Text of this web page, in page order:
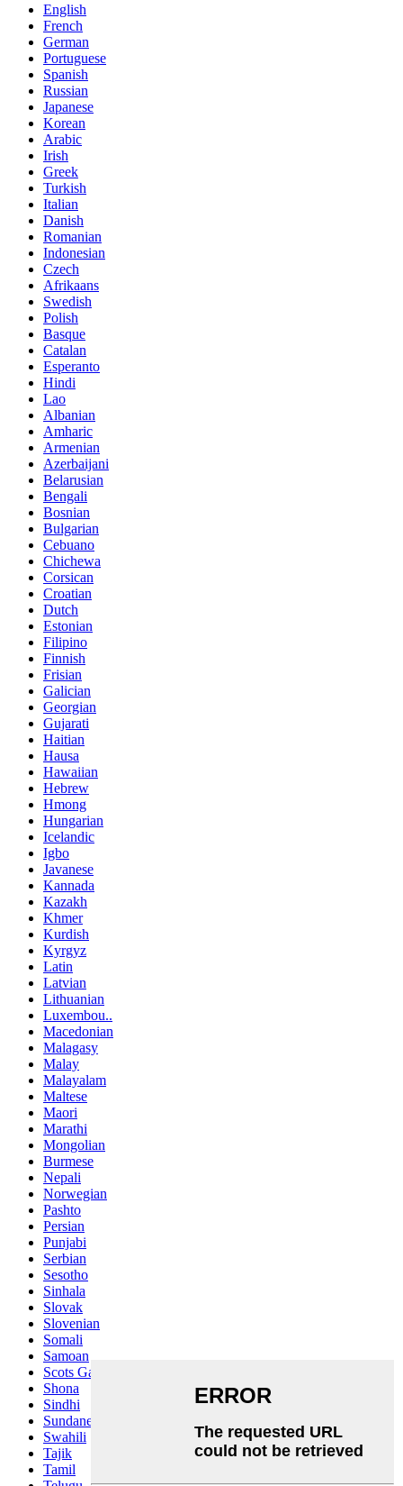
English
French
German
Portuguese
Spanish
Russian
Japanese
Korean
Arabic
Irish
Greek
Turkish
Italian
Danish
Romanian
Indonesian
Czech
Afrikaans
Swedish
Polish
Basque
Catalan
Esperanto
Hindi
Lao
Albanian
Amharic
Armenian
Azerbaijani
Belarusian
Bengali
Bosnian
Bulgarian
Cebuano
Chichewa
Corsican
Croatian
Dutch
Estonian
Filipino
Finnish
Frisian
Galician
Georgian
Gujarati
Haitian
Hausa
Hawaiian
Hebrew
Hmong
Hungarian
Icelandic
Igbo
Javanese
Kannada
Kazakh
Khmer
Kurdish
Kyrgyz
Latin
Latvian
Lithuanian
Luxembou..
Macedonian
Malagasy
Malay
Malayalam
Maltese
Maori
Marathi
Mongolian
Burmese
Nepali
Norwegian
Pashto
Persian
Punjabi
Serbian
Sesotho
Sinhala
Slovak
Slovenian
Somali
Samoan
Scots Gaelic
Shona
Sindhi
Sundanese
Swahili
Tajik
Tamil